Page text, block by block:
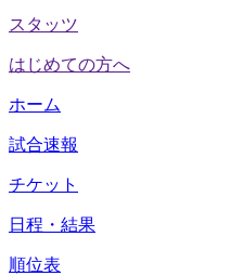
スタッツ
はじめての方へ
ホーム
試合速報
チケット
日程・結果
順位表